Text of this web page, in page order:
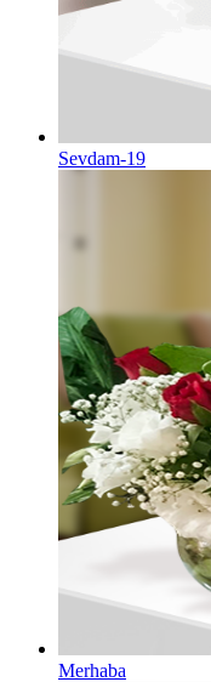
Sevdam-19
Merhaba